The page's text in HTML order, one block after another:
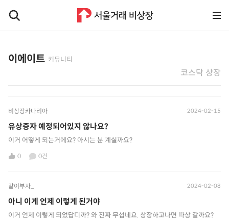
이에이트 커뮤니티
코스닥 상장
비상장카나리아 2024-02-15
유상증자 예정되어있지 않나요?
이거 어떻게 되는거에요? 아시는 분 계실까요?
0 0건
같이부자_ 2024-02-08
아니 이게 언제 이렇게 된거야
이거 언제 이렇게 되었답디까? 와 진짜 무섭네요. 상장하고나면 따상 갈까요?